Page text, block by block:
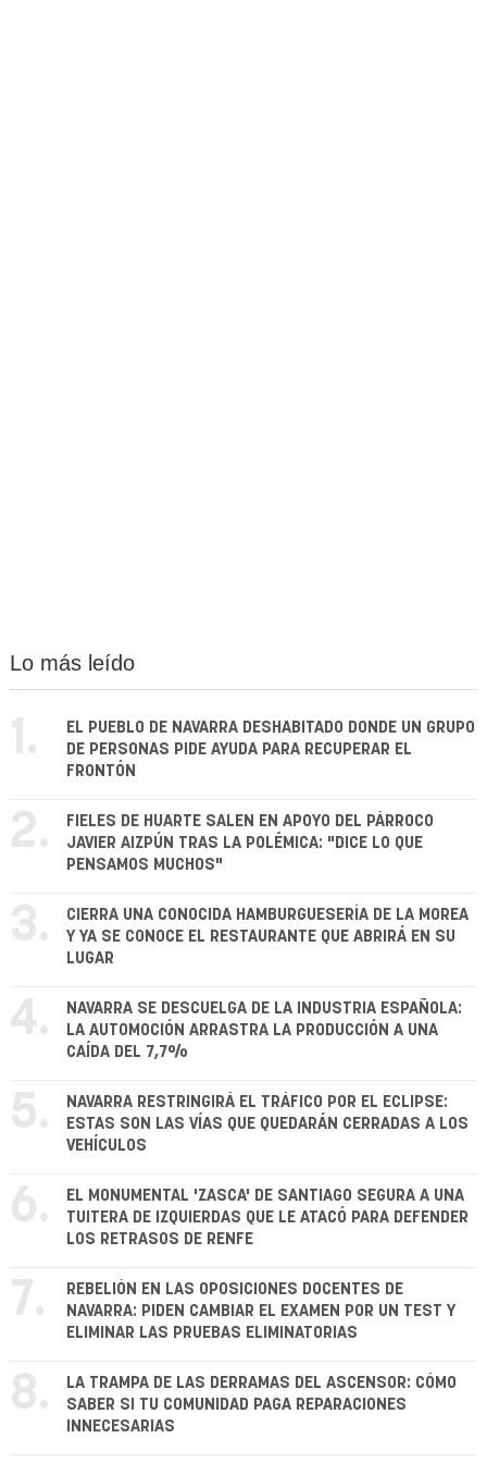
Lo más leído
1.
EL PUEBLO DE NAVARRA DESHABITADO DONDE UN GRUPO
DE PERSONAS PIDE AYUDA PARA RECUPERAR EL
FRONTÓN
2.
FIELES DE HUARTE SALEN EN APOYO DEL PÁRROCO
JAVIER AIZPÚN TRAS LA POLÉMICA: "DICE LO QUE
PENSAMOS MUCHOS"
3.
CIERRA UNA CONOCIDA HAMBURGUESERÍA DE LA MOREA
Y YA SE CONOCE EL RESTAURANTE QUE ABRIRÁ EN SU
LUGAR
4.
NAVARRA SE DESCUELGA DE LA INDUSTRIA ESPAÑOLA:
LA AUTOMOCIÓN ARRASTRA LA PRODUCCIÓN A UNA
CAÍDA DEL 7,7%
5.
NAVARRA RESTRINGIRÁ EL TRÁFICO POR EL ECLIPSE:
ESTAS SON LAS VÍAS QUE QUEDARÁN CERRADAS A LOS
VEHÍCULOS
6.
EL MONUMENTAL 'ZASCA' DE SANTIAGO SEGURA A UNA
TUITERA DE IZQUIERDAS QUE LE ATACÓ PARA DEFENDER
LOS RETRASOS DE RENFE
7.
REBELIÓN EN LAS OPOSICIONES DOCENTES DE
NAVARRA: PIDEN CAMBIAR EL EXAMEN POR UN TEST Y
ELIMINAR LAS PRUEBAS ELIMINATORIAS
8.
LA TRAMPA DE LAS DERRAMAS DEL ASCENSOR: CÓMO
SABER SI TU COMUNIDAD PAGA REPARACIONES
INNECESARIAS